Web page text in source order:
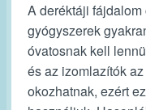
A deréktáji
gyógyszerek
óvatosnak kell
és az izomlazítók
okozhatnak, ezért